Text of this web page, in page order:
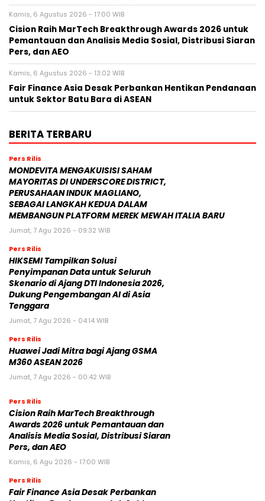
Kamis, 6 Agustus 2026 - 17:00 WIB
Cision Raih MarTech Breakthrough Awards 2026 untuk
Pemantauan dan Analisis Media Sosial, Distribusi Siaran
Pers, dan AEO
Kamis, 6 Agustus 2026 - 13:02 WIB
Fair Finance Asia Desak Perbankan Hentikan Pendanaan
untuk Sektor Batu Bara di ASEAN
BERITA TERBARU
Pers Rilis
MONDEVITA MENGAKUISISI SAHAM
MAYORITAS DI UNDERSCORE DISTRICT,
PERUSAHAAN INDUK MAGLIANO,
SEBAGAI LANGKAH KEDUA DALAM
MEMBANGUN PLATFORM MEREK MEWAH ITALIA BARU
Jumat, 7 Agu 2026 - 09:32 WIB
Pers Rilis
HIKSEMI Tampilkan Solusi
Penyimpanan Data untuk Seluruh
Skenario di Ajang DTI Indonesia 2026,
Dukung Pengembangan AI di Asia
Tenggara
Jumat, 7 Agu 2026 - 04:14 WIB
Pers Rilis
Huawei Jadi Mitra bagi Ajang GSMA
M360 ASEAN 2026
Jumat, 7 Agu 2026 - 00:42 WIB
Pers Rilis
Cision Raih MarTech Breakthrough
Awards 2026 untuk Pemantauan dan
Analisis Media Sosial, Distribusi Siaran
Pers, dan AEO
Kamis, 6 Agu 2026 - 17:00 WIB
Pers Rilis
Fair Finance Asia Desak Perbankan